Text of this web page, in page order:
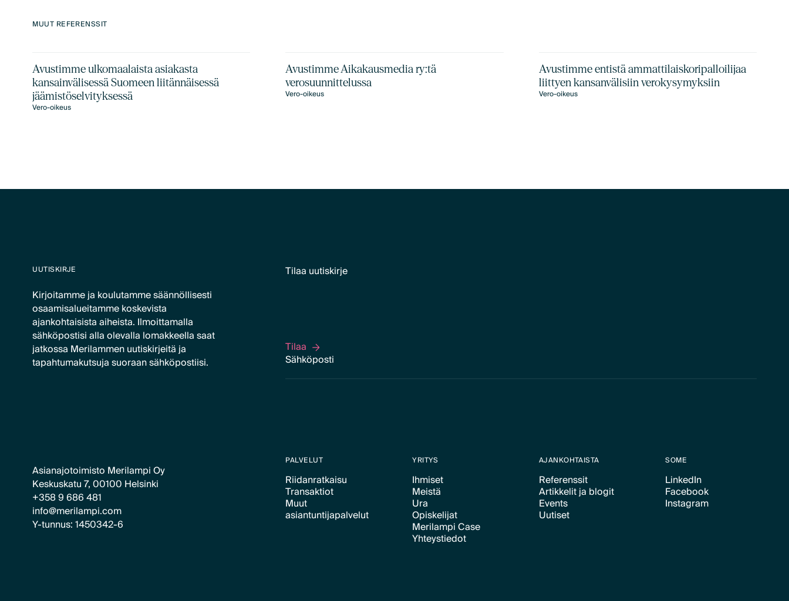
MUUT REFERENSSIT
Avustimme ulkomaalaista asiakasta
kansainvälisessä Suomeen liitännäisessä
jäämistöselvityksessä
Vero-oikeus
Avustimme Aikakausmedia ry:tä
verosuunnittelussa
Vero-oikeus
Avustimme entistä ammattilaiskoripalloilijaa
liittyen kansanvälisiin verokysymyksiin
Vero-oikeus
UUTISKIRJE
Kirjoitamme ja koulutamme säännöllisesti
osaamisalueitamme koskevista
ajankohtaisista aiheista. Ilmoittamalla
sähköpostisi alla olevalla lomakkeella saat
jatkossa Merilammen uutiskirjeitä ja
tapahtumakutsuja suoraan sähköpostiisi.
Tilaa uutiskirje
Tilaa
Tilaa
Asianajotoimisto Merilampi Oy
Keskuskatu 7, 00100 Helsinki
+358 9 686 481
info@merilampi.com
Y-tunnus: 1450342-6
PALVELUT
Riidanratkaisu
Text Link
Transaktiot
Text Link
Muut
asiantuntijapalvelut
YRITYS
Ihmiset
Text Link
Meistä
Text Link
Ura
Text Link
Opiskelijat
Text Link
Merilampi Case
Text Link
Yhteystiedot
AJANKOHTAISTA
Referenssit
Text Link
Artikkelit ja blogit
Text Link
Events
Text Link
Uutiset
SOME
LinkedIn
Text Link
Facebook
Text Link
Instagram